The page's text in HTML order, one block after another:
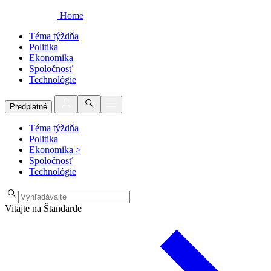
Home
Téma týždňa
Politika
Ekonomika
Spoločnosť
Technológie
Predplatné
Téma týždňa
Politika
Ekonomika >
Spoločnosť
Technológie
Vitajte na Štandarde